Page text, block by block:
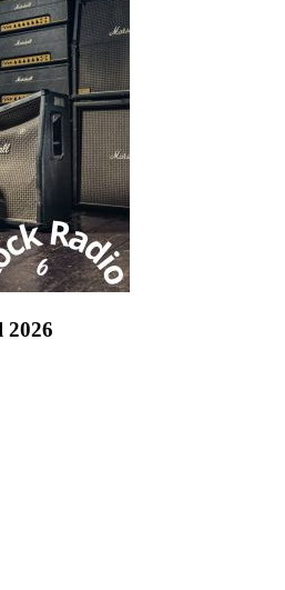
2026